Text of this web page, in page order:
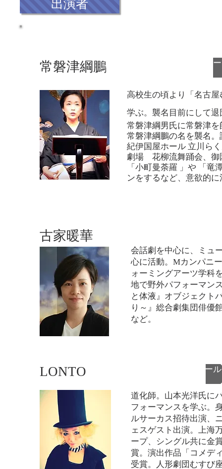
出演者
常磐津綱鵬 常磐津綱鵬ホームペ
高校生の頃より「名古
学ぶ。襲名目前にして退
常磐津綱男氏に常磐津
常磐津綱鵬の名を襲名。
紀伊国屋ホール 立川ら
劇場 花柳流舞踊会、御
「小町曼荼羅 」や 「
ンをするなど、意欲的に
古家暖華
会話劇を中心に、ミュ
心に活動。Mカンパニ
ォーミングアーツ学科
地で野外パフォーマン
と体液』オブジェクト
り～』総合劇集団俳優
など。
LONTO LONTOプロフィール
道化師。山本光洋氏に
フォーマンスを学ぶ。
ルサーカス招待出演、
ェスゲスト出演。 上海
ープ、シングル共に金
賞。演出作品「コメデ
受賞。人形劇団むすび